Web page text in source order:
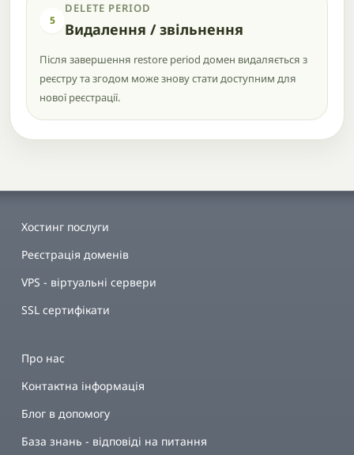
5
DELETE PERIOD
Видалення / звільнення
Після завершення restore period домен видаляється з
реєстру та згодом може знову стати доступним для
нової реєстрації.
Хостинг послуги
Реєстрація доменів
VPS - віртуальні сервери
SSL сертифікати
Про нас
Контактна інформація
Блог в допомогу
База знань - відповіді на питання